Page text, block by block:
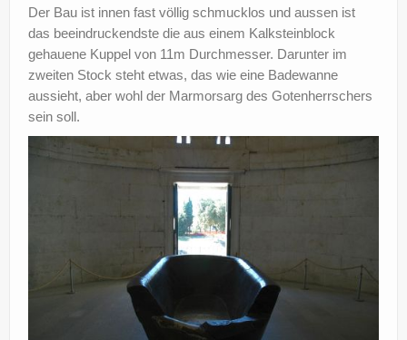
Der Bau ist innen fast völlig schmucklos und aussen ist
das beeindruckendste die aus einem Kalksteinblock
gehauene Kuppel von 11m Durchmesser. Darunter im
zweiten Stock steht etwas, das wie eine Badewanne
aussieht, aber wohl der Marmorsarg des Gotenherrschers
sein soll.